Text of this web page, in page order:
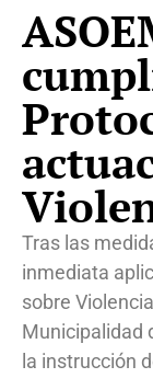
Tras las
inmediata
sobre
Municipalidad
la instrucción